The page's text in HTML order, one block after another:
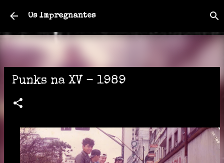
Pular para o conteúdo principal
Os Impregnantes
Punks na XV - 1989